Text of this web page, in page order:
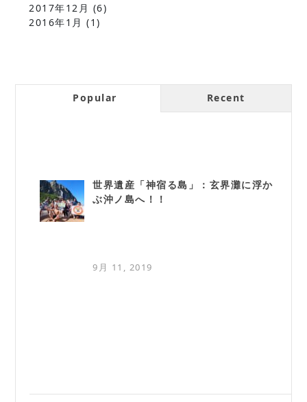
2017年12月 (6)
2016年1月 (1)
Popular Recent
世界遺産「神宿る島」：玄界灘に浮か
ぶ沖ノ島へ！！
9月 11, 2019